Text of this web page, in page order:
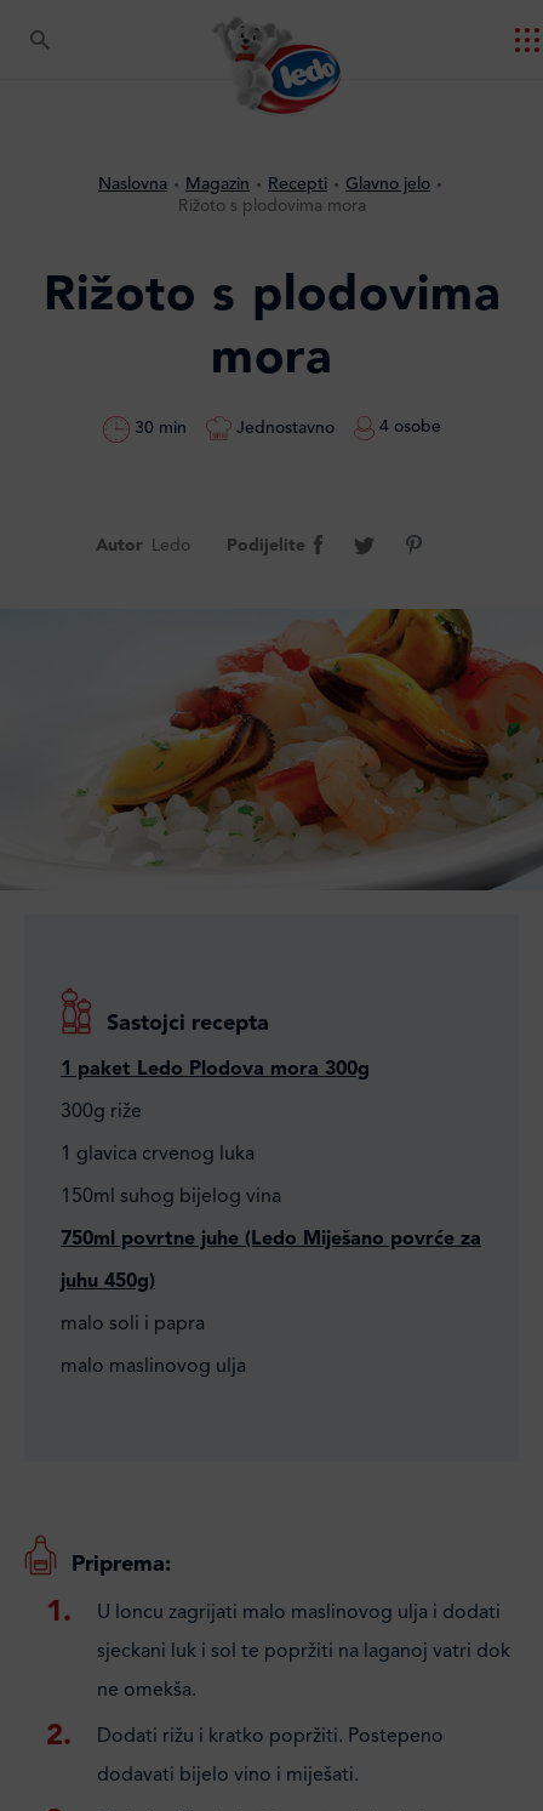
Naslovna Magazin Recepti
Glavno jelo
Rižoto s plodovima mora
Rižoto s plodovima
mora
30 min Jednostavno 4 osobe
Autor Ledo Podijelite
Sastojci recepta
1 paket Ledo Plodova mora 300g
300g riže
1 glavica crvenog luka
150ml suhog bijelog vina
750ml povrtne juhe (Ledo Miješano povrće za
juhu 450g)
malo soli i papra
malo maslinovog ulja
Priprema:
U loncu zagrijati malo maslinovog ulja i dodati
sjeckani luk i sol te popržiti na laganoj vatri dok
ne omekša.
Dodati rižu i kratko popržiti. Postepeno
dodavati bijelo vino i miješati.